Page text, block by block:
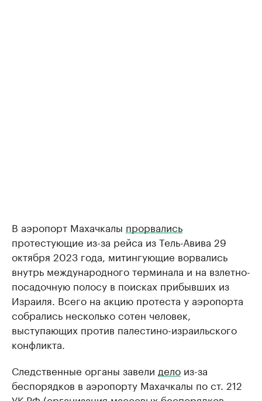
В аэропорт Махачкалы прорвались
протестующие из-за рейса из Тель-Авива 29
октября 2023 года, митингующие ворвались
внутрь международного терминала и на взлетно-
посадочную полосу в поисках прибывших из
Израиля. Всего на акцию протеста у аэропорта
собрались несколько сотен человек,
выступающих против палестино-израильского
конфликта.
Следственные органы завели дело из-за
беспорядков в аэропорту Махачкалы по ст. 212